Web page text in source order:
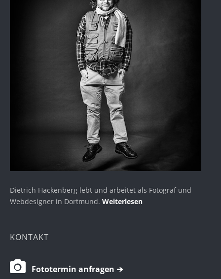
Dietrich Hackenberg lebt und arbeitet als Fotograf und
Webdesigner in Dortmund. Weiterlesen
KONTAKT
Fototermin anfragen ➔